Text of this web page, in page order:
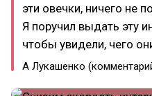
эти овечки, ничего не
Я поручил выдать эту
чтобы увидели, чего
А Лукашенко